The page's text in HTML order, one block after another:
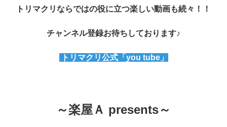
トリマクリならではの役に立つ楽しい動画も続々！！
チャンネル登録お待ちしております♪
トリマクリ公式「you tube」
～楽屋Ａ presents～